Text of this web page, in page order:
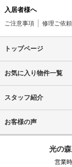
入居者様へ
ご注意事項 修理ご依
トップページ
お気に入り物件一覧
スタッフ紹介
お客様の声
光の
営業